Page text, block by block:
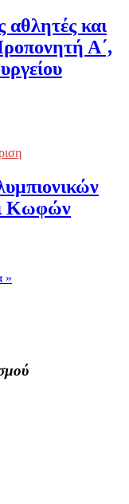
αθλητές και
Α΄,
Κωφών
»